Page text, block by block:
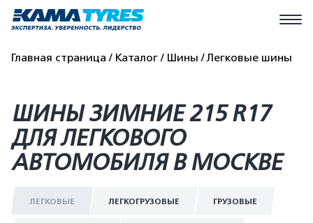
Главная страница Каталог Шины Легковые шины
ШИНЫ ЗИМНИЕ 215 R17
ДЛЯ ЛЕГКОВОГО
АВТОМОБИЛЯ В МОСКВЕ
ЛЕГКОВЫЕ ЛЕГКОГРУЗОВЫЕ ГРУЗОВЫЕ